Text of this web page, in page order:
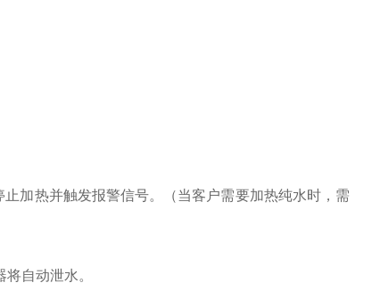
加热并触发报警信号。（当客户需要加热纯水时，需
自动泄水。